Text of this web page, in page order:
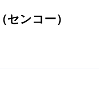
ンコー）